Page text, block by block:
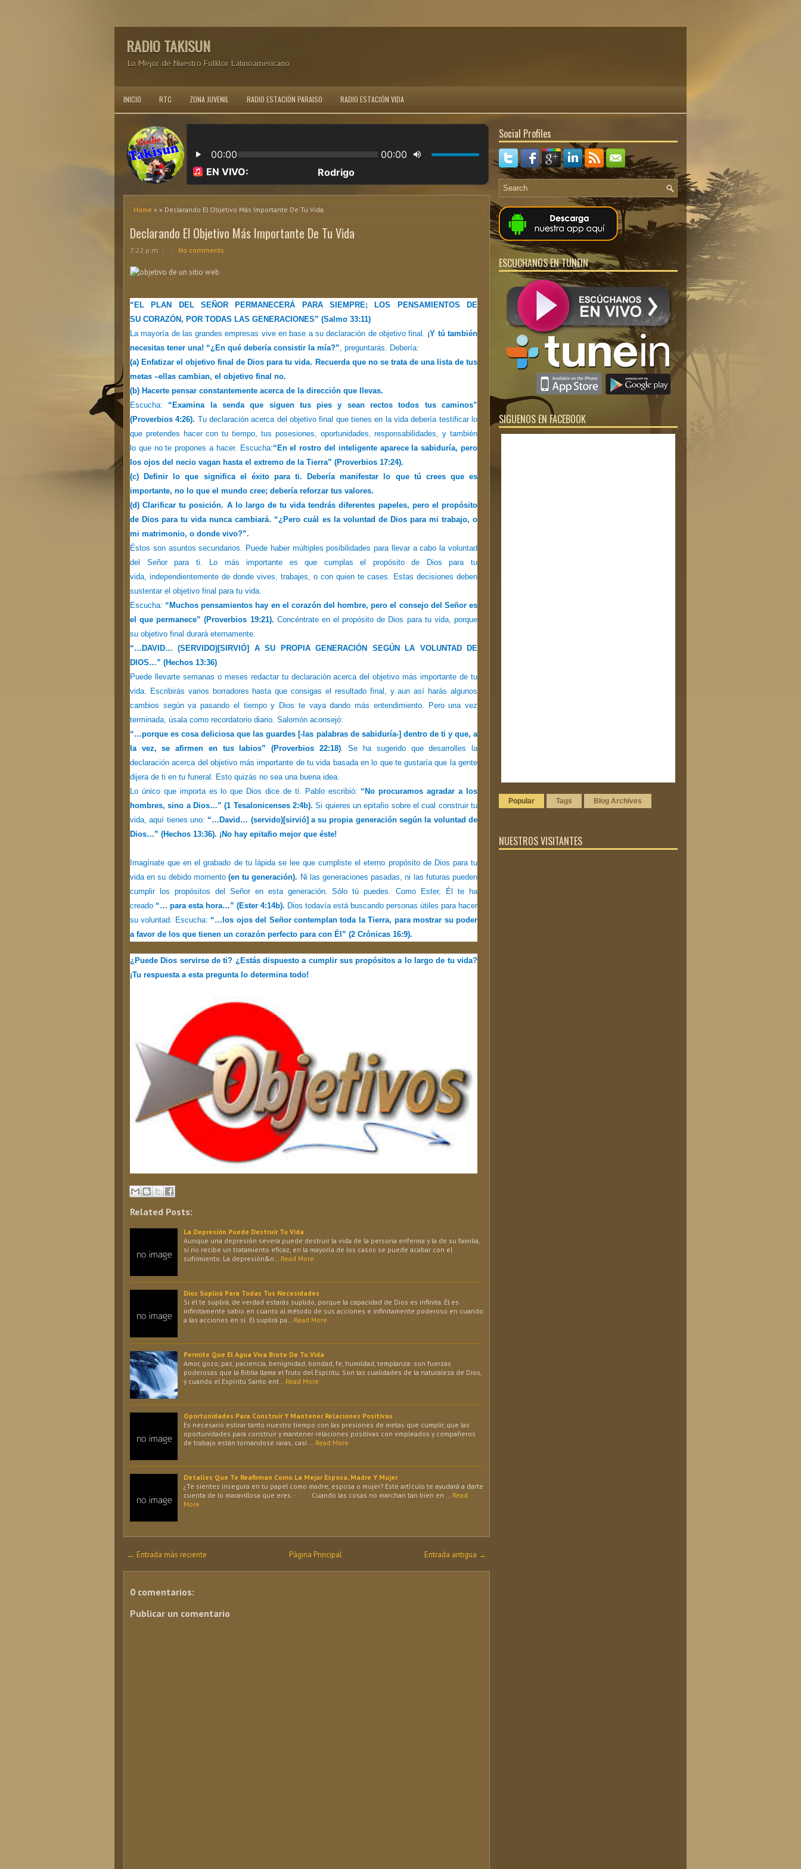
RADIO TAKISUN
Lo Mejor de Nuestro Folklor Latinoamericano
INICIO RTC ZONA JUVENIL RADIO ESTACIÓN PARAISO RADIO ESTACIÓN VIDA
Home » » Declarando El Objetivo Más Importante De Tu Vida
Declarando El Objetivo Más Importante De Tu Vida
7:22 p.m. No comments
“EL PLAN DEL SEÑOR PERMANECERÁ PARA SIEMPRE; LOS PENSAMIENTOS DE
SU CORAZÓN, POR TODAS LAS GENERACIONES” (Salmo 33:11)
La mayoría de las grandes empresas vive en base a su declaración de objetivo final. ¡Y tú también
necesitas tener una! “¿En qué debería consistir la mía?”, preguntarás. Debería:
(a) Enfatizar el objetivo final de Dios para tu vida. Recuerda que no se trata de una lista de tus
metas –ellas cambian, el objetivo final no.
(b) Hacerte pensar constantemente acerca de la dirección que llevas.
Escucha:
“Examina la senda que siguen tus pies y sean rectos todos tus caminos”
(Proverbios 4:26). Tu declaración acerca del objetivo final que tienes en la vida debería testificar lo
que pretendes hacer con tu tiempo, tus posesiones, oportunidades, responsabilidades, y también
lo que no te propones a hacer. Escucha:“En el rostro del inteligente aparece la sabiduría, pero
los ojos del necio vagan hasta el extremo de la Tierra” (Proverbios 17:24).
(c) Definir lo que significa el éxito para ti. Debería manifestar lo que tú crees que es
importante, no lo que el mundo cree; debería reforzar tus valores.
(d) Clarificar tu posición. A lo largo de tu vida tendrás diferentes papeles, pero el propósito
de Dios para tu vida nunca cambiará. “¿Pero cuál es la voluntad de Dios para mi trabajo, o
mi matrimonio, o donde vivo?”.
Éstos son asuntos secundarios. Puede haber múltiples posibilidades para llevar a cabo la voluntad
del Señor para ti. Lo más importante es que cumplas el propósito de Dios para tu
vida, independientemente de donde vives, trabajes, o con quien te cases. Estas decisiones deben
sustentar el objetivo final para tu vida.
Escucha: “Muchos pensamientos hay en el corazón del hombre, pero el consejo del Señor es
el que permanece” (Proverbios 19:21). Concéntrate en el propósito de Dios para tu vida, porque
su objetivo final durará eternamente.
“…DAVID… (SERVIDO)[SIRVIÓ] A SU PROPIA GENERACIÓN SEGÚN LA VOLUNTAD DE
DIOS…” (Hechos 13:36)
Puede llevarte semanas o meses redactar tu declaración acerca del objetivo más importante de tu
vida. Escribirás varios borradores hasta que consigas el resultado final, y aun así harás algunos
cambios según va pasando el tiempo y Dios te vaya dando más entendimiento. Pero una vez
terminada, úsala como recordatorio diario. Salomón aconsejó:
“…porque es cosa deliciosa que las guardes [-las palabras de sabiduría-] dentro de ti y que, a
la vez, se afirmen en tus labios” (Proverbios 22:18). Se ha sugerido que desarrolles la
declaración acerca del objetivo más importante de tu vida basada en lo que te gustaría que la gente
dijera de ti en tu funeral. Esto quizás no sea una buena idea.
Lo único que importa es lo que Dios dice de ti. Pablo escribió: “No procuramos agradar a los
hombres, sino a Dios…” (1 Tesalonicenses 2:4b). Si quieres un epitafio sobre el cual construir tu
vida, aquí tienes uno: “…David… (servido)[sirvió] a su propia generación según la voluntad de
Dios…” (Hechos 13:36). ¡No hay epitafio mejor que éste!
Imagínate que en el grabado de tu lápida se lee que cumpliste el eterno propósito de Dios para tu
vida en su debido momento (en tu generación). Ni las generaciones pasadas, ni las futuras pueden
cumplir los propósitos del Señor en esta generación. Sólo tú puedes. Como Ester, Él te ha
creado “… para esta hora…” (Ester 4:14b). Dios todavía está buscando personas útiles para hacer
su voluntad. Escucha: “…los ojos del Señor contemplan toda la Tierra, para mostrar su poder
a favor de los que tienen un corazón perfecto para con Él” (2 Crónicas 16:9).
¿Puede Dios servirse de ti? ¿Estás dispuesto a cumplir sus propósitos a lo largo de tu vida?
¡Tu respuesta a esta pregunta lo determina todo!
Related Posts:
La Depresión Puede Destruir Tu Vida
Aunque una depresión severa puede destruir la vida de la persona enferma y la de su familia,
si no recibe un tratamiento eficaz, en la mayoría de los casos se puede acabar con el
sufrimiento. La depresión&n…
Read More
Dios Suplirá Para Todas Tus Necesidades
Si él te suplirá, de verdad estarás suplido, porque la capacidad de Dios es infinita. Él es
infinitamente sabio en cuanto al método de sus acciones e infinitamente poderoso en cuando
a las acciones en sí. El suplirá pa…
Read More
Permite Que El Agua Viva Brote De Tu Vida
Amor, gozo, paz, paciencia, benignidad, bondad, fe, humildad, templanza: son fuerzas
poderosas que la Biblia llama el fruto del Espíritu. Son las cualidades de la naturaleza de Dios,
y cuando el Espíritu Santo ent…
Read More
Oportunidades Para Construir Y Mantener Relaciones Positivas
Es necesario estirar tanto nuestro tiempo con las presiones de metas que cumplir, que las
oportunidades para construir y mantener relaciones positivas con empleados y compañeros
de trabajo están tornandose raras, casi …
Read More
Detalles Que Te Reafirman Como La Mejor Esposa, Madre Y Mujer
¿Te sientes insegura en tu papel como madre, esposa o mujer? Este artículo te ayudará a darte
cuenta de lo maravillosa que eres. · Cuando las cosas no marchan tan bien en …
Read
More
← Entrada más reciente Entrada antigua →
Página Principal
0 comentarios:
Publicar un comentario
Social Profiles
ESCUCHANOS EN TUNEIN
SIGUENOS EN FACEBOOK
Popular Tags Blog Archives
NUESTROS VISITANTES